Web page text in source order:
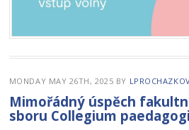
MONDAY MAY 26TH, 2025 BY
Mimořádný úspěch
sboru Collegium